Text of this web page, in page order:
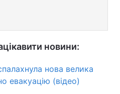
новини:
нова велика
евакуацію (відео)